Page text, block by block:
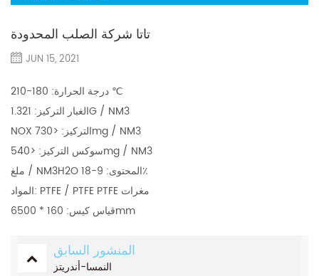
تاتا شركة الصلب المحدودة
JUN 15, 2021
درجة الحرارة: 180-210 ℃
الغبار التركيز: 1.321G / NM3
NOX التركيز: <730mg / NM3
سوكس التركيز: <540mg / NM3
ملغ / NM3H2O المحتوى: 9-18٪
المواد: PTFE / PTFE PTFE مغرات
قياس كيس: 160 * 6500mm
المنشور السابق
النمسا-أندريتز